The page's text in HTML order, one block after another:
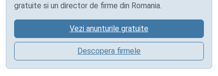
gratuite si un director de firme din Romania.
Vezi anunturile gratuite
Descopera firmele